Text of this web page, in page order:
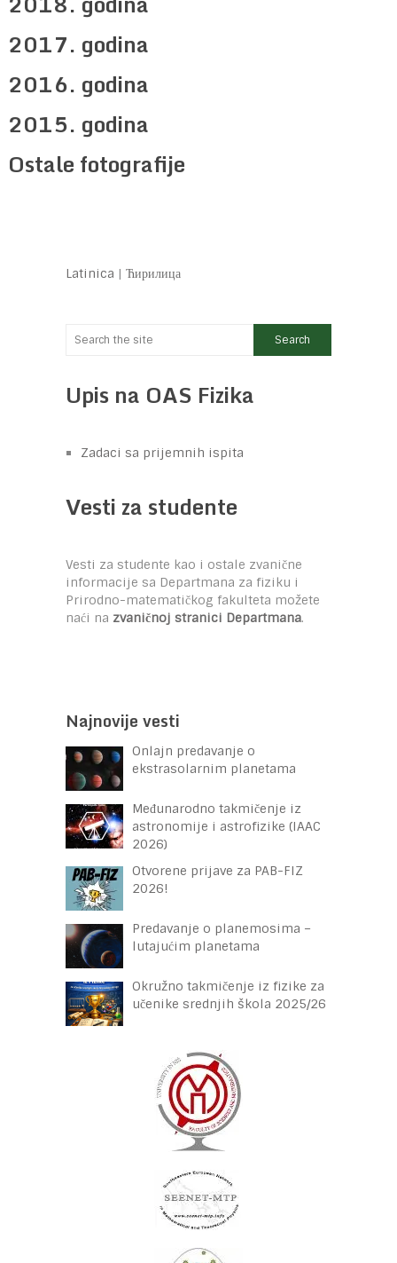
2017. godina
2016. godina
2015. godina
Ostale fotografije
Latinica | Ћирилица
Upis na OAS Fizika
Zadaci sa prijemnih ispita
Vesti za studente
Vesti za studente kao i ostale zvanične
informacije sa Departmana za fiziku i
Prirodno-matematičkog fakulteta možete
naći na zvaničnoj stranici Departmana.
Najnovije vesti
Onlajn predavanje o
ekstrasolarnim planetama
Međunarodno takmičenje iz
astronomije i astrofizike (IAAC
2026)
Otvorene prijave za PAB-FIZ
2026!
Predavanje o planemosima –
lutajućim planetama
Okružno takmičenje iz fizike za
učenike srednjih škola 2025/26